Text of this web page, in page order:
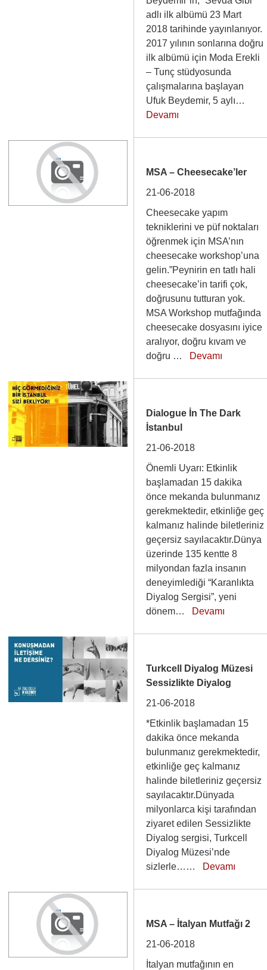
adlı ilk albümü 23 Mart
2018 tarihinde yayınlanıyor.
2017 yılının sonlarına doğru
ilk albümü için Moda Erekli
– Tunç stüdyosunda
çalışmalarına başlayan
Ufuk Beydemir, 5 aylı…
Devamı
MSA – Cheesecake’ler
21-06-2018
Cheesecake yapım
tekniklerini ve püf noktaları
öğrenmek için MSA’nın
cheesecake workshop’una
gelin.”Peynirin en tatlı hali
cheesecake’in tarifi çok,
doğrusunu tutturan yok.
MSA Workshop mutfağında
cheesecake dosyasını iyice
aralıyor, doğru kıvam ve
doğru … Devamı
Dialogue İn The Dark
İstanbul
21-06-2018
Önemli Uyarı: Etkinlik
başlamadan 15 dakika
önce mekanda bulunmanız
gerekmektedir, etkinliğe geç
kalmanız halinde biletleriniz
geçersiz sayılacaktır.Dünya
üzerinde 135 kentte 8
milyondan fazla insanın
deneyimlediği “Karanlıkta
Diyalog Sergisi”, yeni
dönem… Devamı
Turkcell Diyalog Müzesi
Sessizlikte Diyalog
21-06-2018
*Etkinlik başlamadan 15
dakika önce mekanda
bulunmanız gerekmektedir,
etkinliğe geç kalmanız
halinde biletleriniz geçersiz
sayılacaktır.Dünyada
milyonlarca kişi tarafından
ziyaret edilen Sessizlikte
Diyalog sergisi, Turkcell
Diyalog Müzesi’nde
sizlerle…… Devamı
MSA – İtalyan Mutfağı 2
21-06-2018
İtalyan mutfağının en